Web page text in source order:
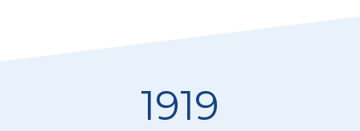
1919